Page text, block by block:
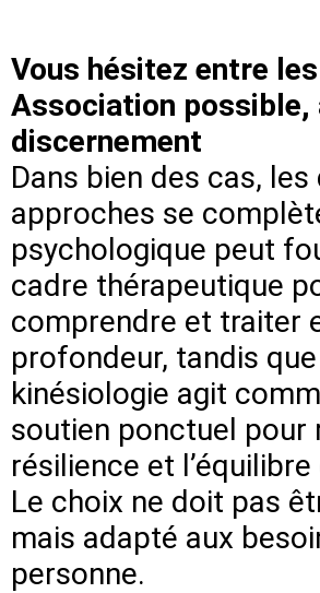
Vous hésitez entre
Association possible,
discernement
Dans bien des cas, les
approches se
psychologique peut
cadre thérapeutique
comprendre et traiter
profondeur, tandis
kinésiologie agit
soutien ponctuel pour
résilience et
Le choix ne doit pas
mais adapté aux
personne.